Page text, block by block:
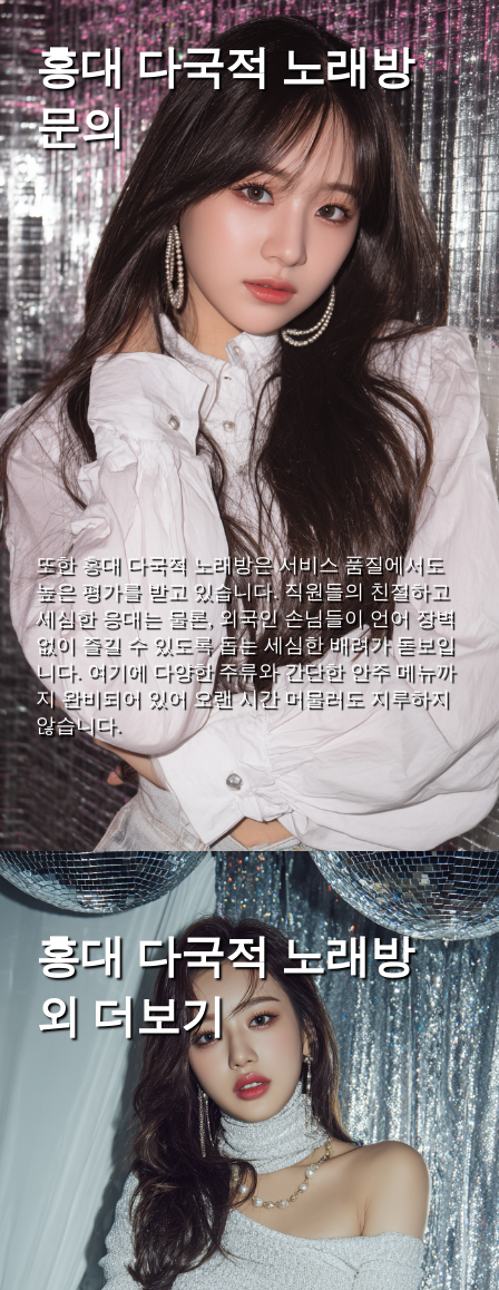
홍대 다국적 노래방
문의
또한 홍대 다국적 노래방은 서비스 품질에서도
높은 평가를 받고 있습니다. 직원들의 친절하고
세심한 응대는 물론, 외국인 손님들이 언어 장벽
없이 즐길 수 있도록 돕는 세심한 배려가 돋보입
니다. 여기에 다양한 주류와 간단한 안주 메뉴까
지 완비되어 있어 오랜 시간 머물러도 지루하지
않습니다.
홍대 다국적 노래방
외 더보기